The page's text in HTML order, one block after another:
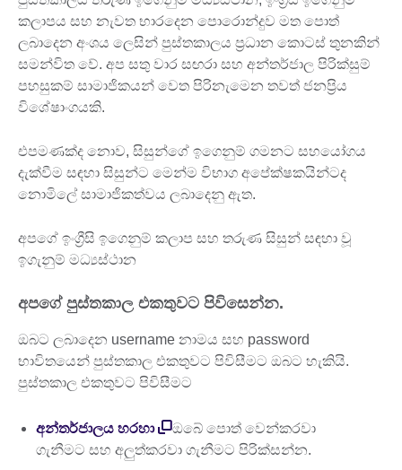
කලාපය සහ නැවත භාරදෙන පොරොන්දුව මත පොත්
ලබාදෙන අංශය ලෙසින් පුස්තකාලය ප්‍රධාන කොටස් තුනකින්
සමන්විත වේ. අප සතු වාර සඟරා සහ අන්තර්ජාල පිරික්සුම්
පහසුකම් සාමාජිකයන් වෙත පිරිනැමෙන තවත් ජනප්‍රිය
විශේෂාංගයකි.
එපමණක්ද නොව, සිසුන්ගේ ඉගෙනුම් ගමනට සහයෝගය
දැක්වීම සඳහා සිසුන්ට මෙන්ම විභාග අපේක්ෂකයින්ටද
නොමිලේ සාමාජිකත්වය ලබාදෙනු ඇත.
අපගේ ඉංග්‍රීසි ඉගෙනුම් කලාප සහ තරුණ සිසුන් සඳහා වූ
ඉගැනුම් මධ්‍යස්ථාන
අපගේ පුස්තකාල එකතුවට පිවිසෙන්න.
ඔබට ලබාදෙන username නාමය සහ password
භාවිතයෙන් පුස්තකාල එකතුවට පිවිසීමට ඔබට හැකියි.
පුස්තකාල එකතුවට පිවිසීමට
අන්තර්ජාලය හරහා
ඔබේ පොත් වෙන්කරවා
ගැනීමට සහ අලුත්කරවා ගැනීමට පිරික්සන්න.